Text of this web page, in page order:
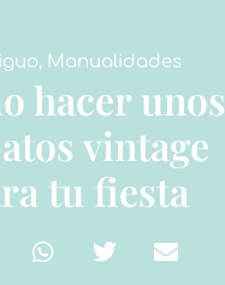
, Manualidades
hacer unos
vintage
tu fiesta